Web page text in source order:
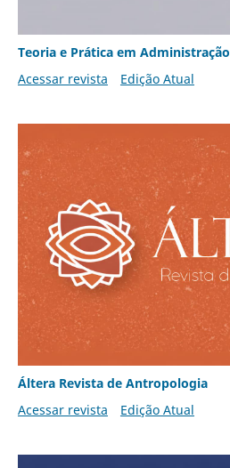
Teoria e Prática em Administração
Acessar revista
Edição Atual
Áltera Revista de Antropologia
Acessar revista
Edição Atual